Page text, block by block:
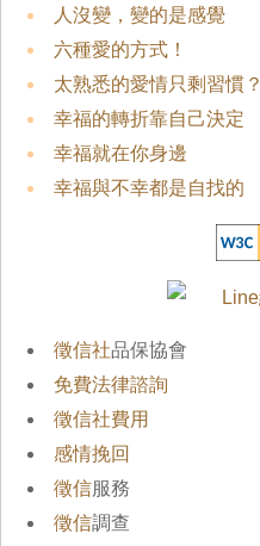
人沒變，變的是感覺
六種愛的方式！
太熟悉的愛情只剩習慣？
幸福的轉折靠自己決定
幸福就在你身邊
幸福與不幸都是自找的
徵信社品保協會
免費法律諮詢
徵信社費用
感情挽回
徵信服務
徵信調查